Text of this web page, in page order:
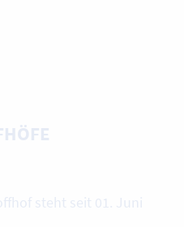
steht seit 01. Juni